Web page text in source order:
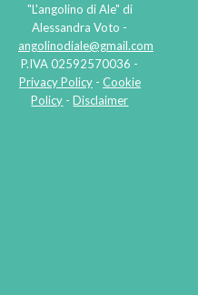
"L'angolino di Ale" di
Alessandra Voto -
angolinodiale@gmail.com
P.IVA 02592570036 -
Privacy Policy- Cookie
Policy -Disclaimer